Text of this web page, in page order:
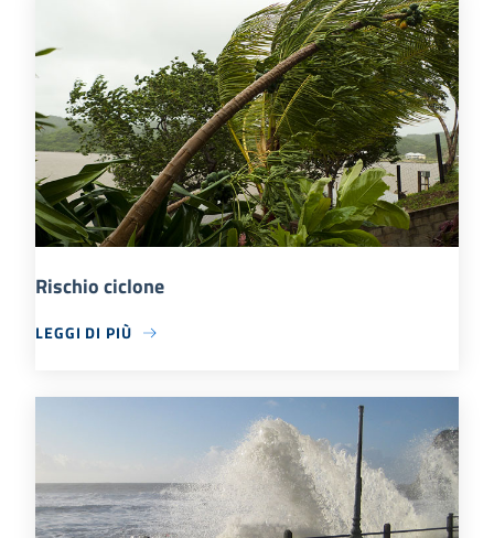
Rischio ciclone
LEGGI DI PIÙ